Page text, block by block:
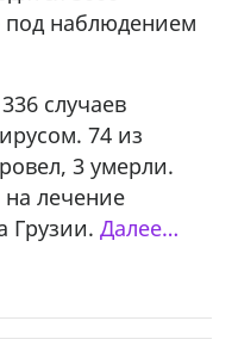
под наблюдением
случаев
74 из
3 умерли.
лечение
Грузии.Далее…